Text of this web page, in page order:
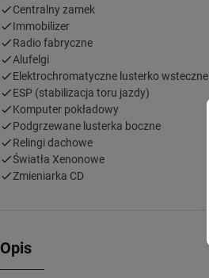
Centralny zamek
Immobilizer
Radio fabryczne
Alufelgi
Elektrochromatyczne lusterko wsteczne
ESP (stabilizacja toru jazdy)
Komputer pokładowy
Podgrzewane lusterka boczne
Relingi dachowe
Światła Xenonowe
Zmieniarka CD
Opis